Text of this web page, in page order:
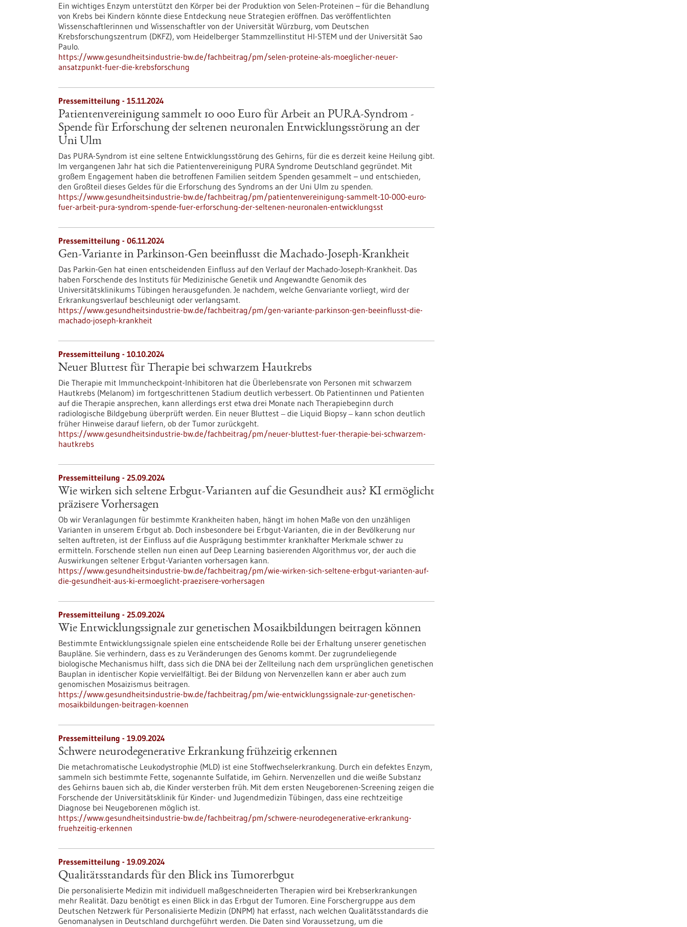
Ein wichtiges Enzym unterstützt den Körper bei der Produktion von Selen-Proteinen – für die Behandlung
von Krebs bei Kindern könnte diese Entdeckung neue Strategien eröffnen. Das veröffentlichten
Wissenschaftlerinnen und Wissenschaftler von der Universität Würzburg, vom Deutschen
Krebsforschungszentrum (DKFZ), vom Heidelberger Stammzellinstitut HI-STEM und der Universität Sao
Paulo.
https://www.gesundheitsindustrie-bw.de/fachbeitrag/pm/selen-proteine-als-moeglicher-neuer-
ansatzpunkt-fuer-die-krebsforschung
Pressemitteilung - 15.11.2024
Patientenvereinigung sammelt 10 000 Euro für Arbeit an PURA-Syndrom -
Spende für Erforschung der seltenen neuronalen Entwicklungsstörung an der
Uni Ulm
Das PURA-Syndrom ist eine seltene Entwicklungsstörung des Gehirns, für die es derzeit keine Heilung gibt.
Im vergangenen Jahr hat sich die Patientenvereinigung PURA Syndrome Deutschland gegründet. Mit
großem Engagement haben die betroffenen Familien seitdem Spenden gesammelt – und entschieden,
den Großteil dieses Geldes für die Erforschung des Syndroms an der Uni Ulm zu spenden.
https://www.gesundheitsindustrie-bw.de/fachbeitrag/pm/patientenvereinigung-sammelt-10-000-euro-
fuer-arbeit-pura-syndrom-spende-fuer-erforschung-der-seltenen-neuronalen-entwicklungsst
Pressemitteilung - 06.11.2024
Gen-Variante in Parkinson-Gen beeinflusst die Machado-Joseph-Krankheit
Das Parkin-Gen hat einen entscheidenden Einfluss auf den Verlauf der Machado-Joseph-Krankheit. Das
haben Forschende des Instituts für Medizinische Genetik und Angewandte Genomik des
Universitätsklinikums Tübingen herausgefunden. Je nachdem, welche Genvariante vorliegt, wird der
Erkrankungsverlauf beschleunigt oder verlangsamt.
https://www.gesundheitsindustrie-bw.de/fachbeitrag/pm/gen-variante-parkinson-gen-beeinflusst-die-
machado-joseph-krankheit
Pressemitteilung - 10.10.2024
Neuer Bluttest für Therapie bei schwarzem Hautkrebs
Die Therapie mit Immuncheckpoint-Inhibitoren hat die Überlebensrate von Personen mit schwarzem
Hautkrebs (Melanom) im fortgeschrittenen Stadium deutlich verbessert. Ob Patientinnen und Patienten
auf die Therapie ansprechen, kann allerdings erst etwa drei Monate nach Therapiebeginn durch
radiologische Bildgebung überprüft werden. Ein neuer Bluttest ‒ die Liquid Biopsy ‒ kann schon deutlich
früher Hinweise darauf liefern, ob der Tumor zurückgeht.
https://www.gesundheitsindustrie-bw.de/fachbeitrag/pm/neuer-bluttest-fuer-therapie-bei-schwarzem-
hautkrebs
Pressemitteilung - 25.09.2024
Wie wirken sich seltene Erbgut-Varianten auf die Gesundheit aus? KI ermöglicht
präzisere Vorhersagen
Ob wir Veranlagungen für bestimmte Krankheiten haben, hängt im hohen Maße von den unzähligen
Varianten in unserem Erbgut ab. Doch insbesondere bei Erbgut-Varianten, die in der Bevölkerung nur
selten auftreten, ist der Einfluss auf die Ausprägung bestimmter krankhafter Merkmale schwer zu
ermitteln. Forschende stellen nun einen auf Deep Learning basierenden Algorithmus vor, der auch die
Auswirkungen seltener Erbgut-Varianten vorhersagen kann.
https://www.gesundheitsindustrie-bw.de/fachbeitrag/pm/wie-wirken-sich-seltene-erbgut-varianten-auf-
die-gesundheit-aus-ki-ermoeglicht-praezisere-vorhersagen
Pressemitteilung - 25.09.2024
Wie Entwicklungssignale zur genetischen Mosaikbildungen beitragen können
Bestimmte Entwicklungssignale spielen eine entscheidende Rolle bei der Erhaltung unserer genetischen
Baupläne. Sie verhindern, dass es zu Veränderungen des Genoms kommt. Der zugrundeliegende
biologische Mechanismus hilft, dass sich die DNA bei der Zellteilung nach dem ursprünglichen genetischen
Bauplan in identischer Kopie vervielfältigt. Bei der Bildung von Nervenzellen kann er aber auch zum
genomischen Mosaizismus beitragen.
https://www.gesundheitsindustrie-bw.de/fachbeitrag/pm/wie-entwicklungssignale-zur-genetischen-
mosaikbildungen-beitragen-koennen
Pressemitteilung - 19.09.2024
Schwere neurodegenerative Erkrankung frühzeitig erkennen
Die metachromatische Leukodystrophie (MLD) ist eine Stoffwechselerkrankung. Durch ein defektes Enzym,
sammeln sich bestimmte Fette, sogenannte Sulfatide, im Gehirn. Nervenzellen und die weiße Substanz
des Gehirns bauen sich ab, die Kinder versterben früh. Mit dem ersten Neugeborenen-Screening zeigen die
Forschende der Universitätsklinik für Kinder- und Jugendmedizin Tübingen, dass eine rechtzeitige
Diagnose bei Neugeborenen möglich ist.
https://www.gesundheitsindustrie-bw.de/fachbeitrag/pm/schwere-neurodegenerative-erkrankung-
fruehzeitig-erkennen
Pressemitteilung - 19.09.2024
Qualitätsstandards für den Blick ins Tumorerbgut
Die personalisierte Medizin mit individuell maßgeschneiderten Therapien wird bei Krebserkrankungen
mehr Realität. Dazu benötigt es einen Blick in das Erbgut der Tumoren. Eine Forschergruppe aus dem
Deutschen Netzwerk für Personalisierte Medizin (DNPM) hat erfasst, nach welchen Qualitätsstandards die
Genomanalysen in Deutschland durchgeführt werden. Die Daten sind Voraussetzung, um die